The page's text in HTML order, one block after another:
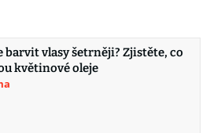
barvit vlasy šetrněji? Zjistěte, co
květinové oleje